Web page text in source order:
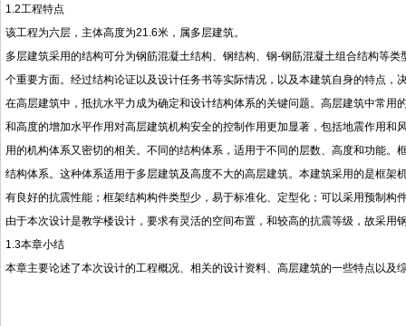
1.2工程特点
该工程为六层，主体高度为21.6米，属多层建筑。
多层建筑采用的结构可分为钢筋混凝土结构、钢结构、钢-钢筋混凝土组合结构等
个重要方面。经过结构论证以及设计任务书等实际情况，以及本建筑自身的特点，
在高层建筑中，抵抗水平力成为确定和设计结构体系的关键问题。高层建筑中常
和高度的增加水平作用对高层建筑机构安全的控制作用更加显著，包括地震作用
用的机构体系又密切的相关。不同的结构体系，适用于不同的层数、高度和功能
结构体系。这种体系适用于多层建筑及高度不大的高层建筑。本建筑采用的是框
有良好的抗震性能；框架结构构件类型少，易于标准化、定型化；可以采用预制
由于本次设计是教学楼设计，要求有灵活的空间布置，和较高的抗震等级，故采用
1.3本章小结
本章主要论述了本次设计的工程概况、相关的设计资料、高层建筑的一些特点以及